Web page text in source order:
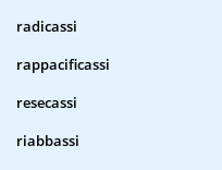
radicassi
rappacificassi
resecassi
riabbassi